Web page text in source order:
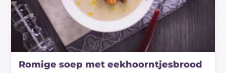
Romige soep met eekhoorntjesbrood